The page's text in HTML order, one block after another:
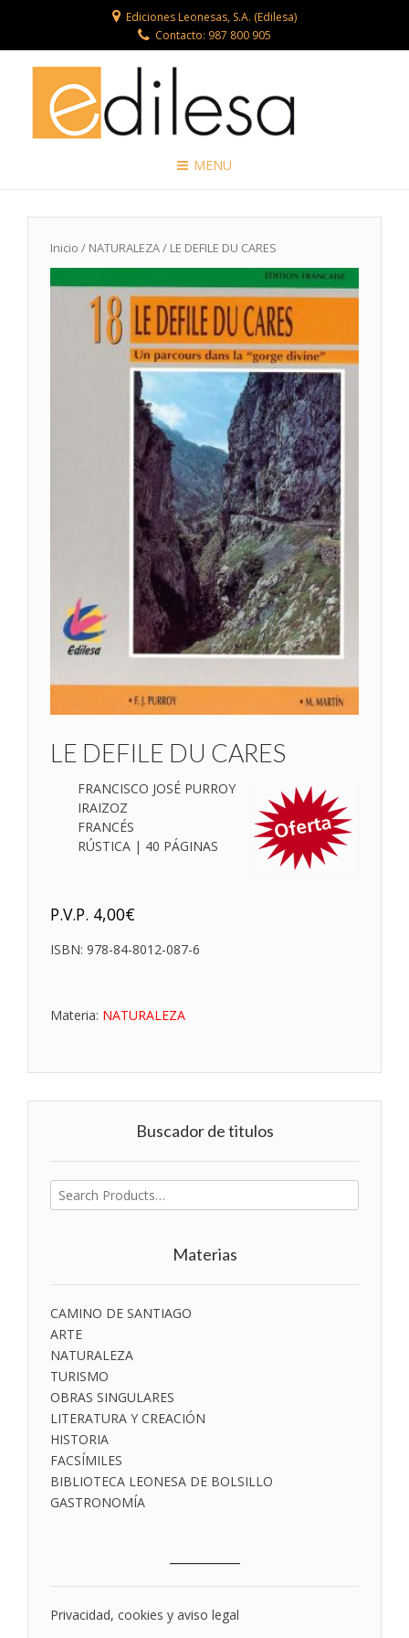
Ediciones Leonesas, S.A. (Edilesa)
Contacto: 987 800 905
MENU
Inicio / NATURALEZA/ LE DEFILE DU CARES
LE DEFILE DU CARES
FRANCISCO JOSÉ PURROY
IRAIZOZ
FRANCÉS
RÚSTICA | 40 PÁGINAS
P.V.P. 4,00€
ISBN: 978-84-8012-087-6
Materia: NATURALEZA
Buscador de titulos
Buscar
por:
Materias
CAMINO DE SANTIAGO
ARTE
NATURALEZA
TURISMO
OBRAS SINGULARES
LITERATURA Y CREACIÓN
HISTORIA
FACSÍMILES
BIBLIOTECA LEONESA DE BOLSILLO
GASTRONOMÍA
Privacidad, cookies y aviso legal